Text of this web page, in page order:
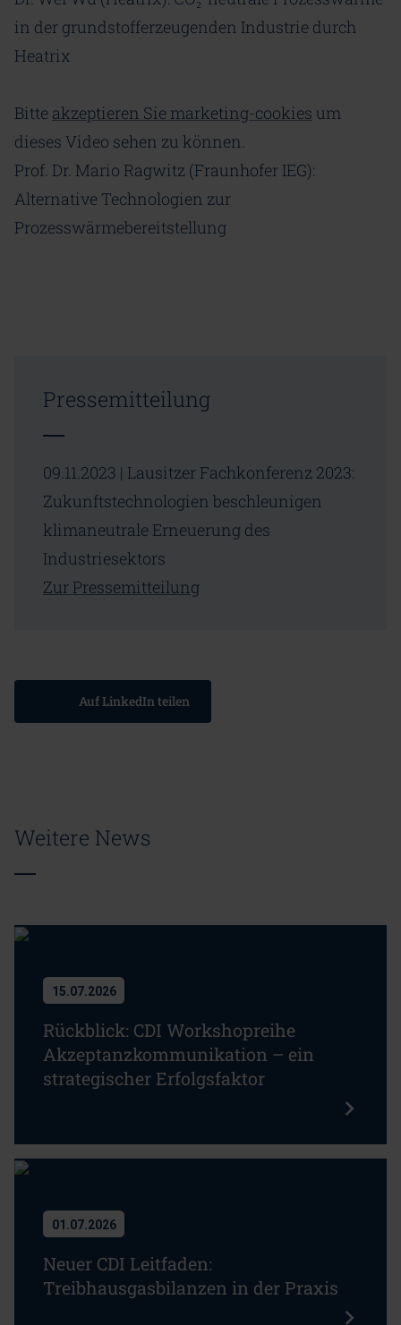
in der grundstofferzeugenden Industrie durch
Heatrix
Bitte akzeptieren Sie marketing-cookies um
dieses Video sehen zu können.
Prof. Dr. Mario Ragwitz (Fraunhofer IEG):
Alternative Technologien zur
Prozesswärmebereitstellung
Pressemitteilung
09.11.2023 | Lausitzer Fachkonferenz 2023:
Zukunftstechnologien beschleunigen
klimaneutrale Erneuerung des
Industriesektors
Zur Pressemitteilung
Auf LinkedIn teilen
Weitere News
15.07.2026
Rückblick: CDI Workshopreihe
Akzeptanzkommunikation – ein
strategischer Erfolgsfaktor
01.07.2026
Neuer CDI Leitfaden:
Treibhausgasbilanzen in der Praxis